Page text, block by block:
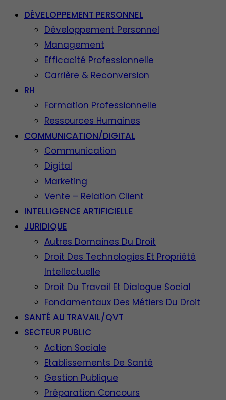
DÉVELOPPEMENT PERSONNEL
Développement Personnel
Management
Efficacité Professionnelle
Carrière & Reconversion
RH
Formation Professionnelle
Ressources Humaines
COMMUNICATION/DIGITAL
Communication
Digital
Marketing
Vente – Relation Client
INTELLIGENCE ARTIFICIELLE
JURIDIQUE
Autres Domaines Du Droit
Droit Des Technologies Et Propriété
Intellectuelle
Droit Du Travail Et Dialogue Social
Fondamentaux Des Métiers Du Droit
SANTÉ AU TRAVAIL/QVT
SECTEUR PUBLIC
Action Sociale
Etablissements De Santé
Gestion Publique
Préparation Concours